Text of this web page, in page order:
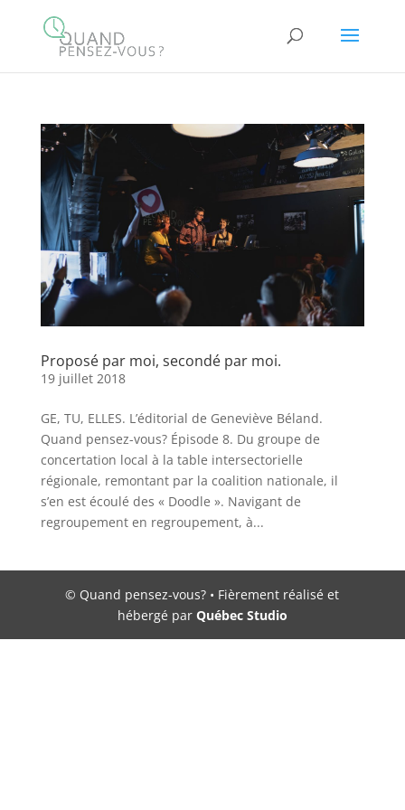
Proposé par moi, secondé par moi.
19 juillet 2018
GE, TU, ELLES. L’éditorial de Geneviève Béland.
Quand pensez-vous? Épisode 8. Du groupe de
concertation local à la table intersectorielle
régionale, remontant par la coalition nationale, il
s’en est écoulé des « Doodle ». Navigant de
regroupement en regroupement, à...
© Quand pensez-vous? • Fièrement réalisé et
hébergé par Québec Studio